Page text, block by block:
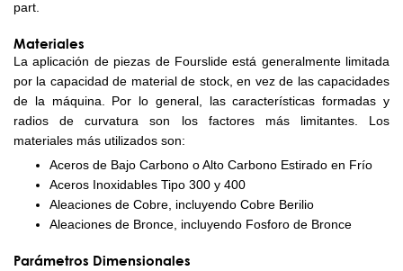
part.
Materiales
La aplicación de piezas de Fourslide está generalmente limitada
por la capacidad de material de stock, en vez de las capacidades
de la máquina. Por lo general, las características formadas y
radios de curvatura son los factores más limitantes. Los
materiales más utilizados son:
Aceros de Bajo Carbono o Alto Carbono Estirado en Frío
Aceros Inoxidables Tipo 300 y 400
Aleaciones de Cobre, incluyendo Cobre Berilio
Aleaciones de Bronce, incluyendo Fosforo de Bronce
Parámetros Dimensionales